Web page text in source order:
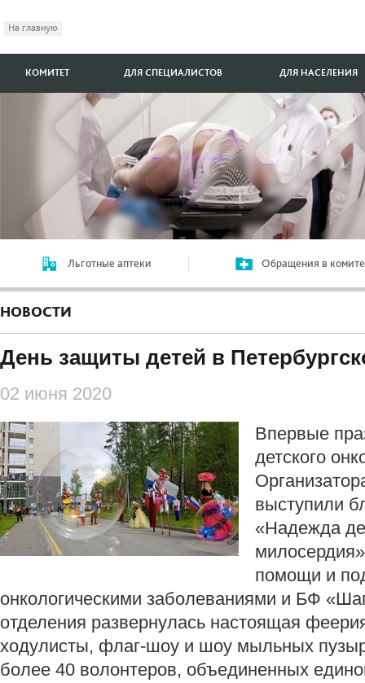
На главную
КОМИТЕТ ДЛЯ СПЕЦИАЛИСТОВ ДЛЯ НАСЕЛЕНИЯ
Льготные аптеки Обращения в
НОВОСТИ
День защиты детей в
02 июня 2020
Впервые
детского
выступили
«Надежда
помощи и
онкологическими заболеваниями и БФ
отделения развернулась настоящая
ходулисты, флаг-шоу и шоу мыльных
более 40 волонтеров, объединенных